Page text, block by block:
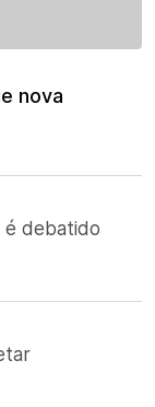
nova
é debatido